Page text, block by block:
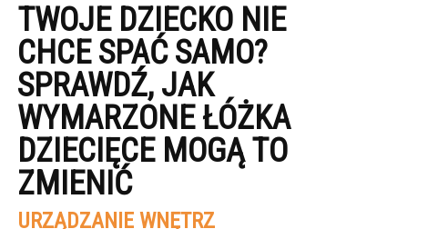
TWOJE DZIECKO NIE
CHCE SPAĆ SAMO?
SPRAWDŹ, JAK
WYMARZONE ŁÓŻKA
DZIECIĘCE MOGĄ TO
ZMIENIĆ
URZĄDZANIE WNĘTRZ